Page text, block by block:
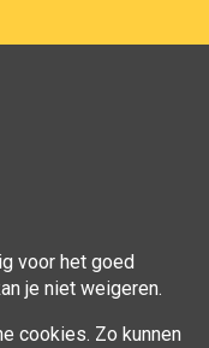
voor het goed
je niet weigeren.
cookies. Zo kunnen